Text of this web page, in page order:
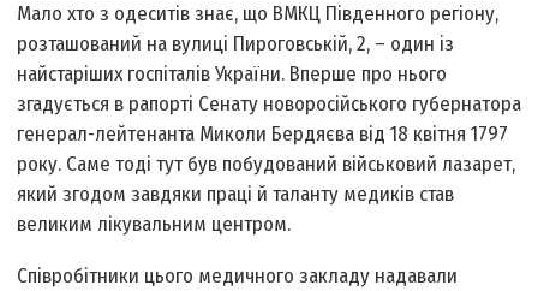
Мало хто з одеситів знає, що ВМКЦ Південного регіону,
розташований на вулиці Пироговській, 2, – один із
найстаріших госпіталів України. Вперше про нього
згадується в рапорті Сенату новоросійського губернатора
генерал-лейтенанта Миколи Бердяєва від 18 квітня 1797
року. Саме тоді тут був побудований військовий лазарет,
який згодом завдяки праці й таланту медиків став
великим лікувальним центром.
Співробітники цього медичного закладу надавали